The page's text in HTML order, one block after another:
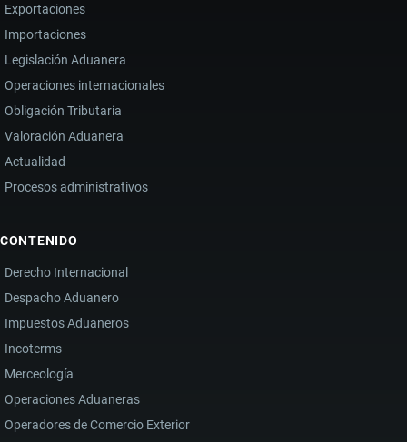
Exportaciones
Importaciones
Legislación Aduanera
Operaciones internacionales
Obligación Tributaria
Valoración Aduanera
Actualidad
Procesos administrativos
CONTENIDO
Derecho Internacional
Despacho Aduanero
Impuestos Aduaneros
Incoterms
Merceología
Operaciones Aduaneras
Operadores de Comercio Exterior